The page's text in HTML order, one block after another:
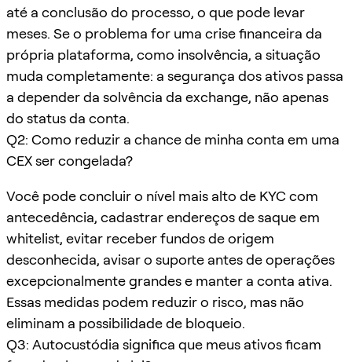
até a conclusão do processo, o que pode levar
meses. Se o problema for uma crise financeira da
própria plataforma, como insolvência, a situação
muda completamente: a segurança dos ativos passa
a depender da solvência da exchange, não apenas
do status da conta.
Q2: Como reduzir a chance de minha conta em uma
CEX ser congelada?
Você pode concluir o nível mais alto de KYC com
antecedência, cadastrar endereços de saque em
whitelist, evitar receber fundos de origem
desconhecida, avisar o suporte antes de operações
excepcionalmente grandes e manter a conta ativa.
Essas medidas podem reduzir o risco, mas não
eliminam a possibilidade de bloqueio.
Q3: Autocustódia significa que meus ativos ficam